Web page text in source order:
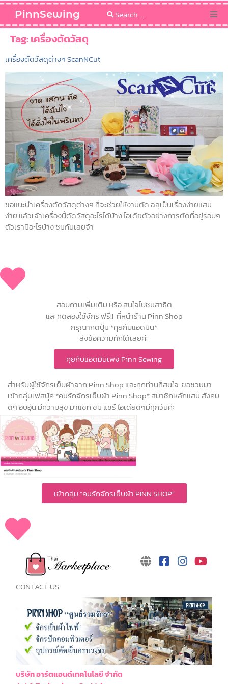
PinnSewing
Sewing Pattern
Tag:เครื่องตัดวัสดุ
เครื่องตัดวัสดุต่างๆ ScanNCut
ขอแนะนำเครื่องตัดวัสดุต่างๆ ที่จะช่วยให้งานตัด ฉลุเป็นเรื่องง่ายแสน
ง่าย แล้วเจ้าเครื่องนี้ตัดวัสดุอะไรได้บ้าง ไอเดียตัวอย่างการตัดที่อยู่รอบๆ
ตัวเรามีอะไรบ้าง ชมกันเลยจ้า
สอบถามเพิ่มเติม หรือ สนใจไปชมสาธิต
และทดลองใช้จักร ฟรี!! ที่หน้าร้าน Pinn Shop
กรุณากดปุ่ม *คุยกับแอดมิน*
ส่งข้อความทักได้เลยค่ะ
คุยกับแอดมินเพจ Pinn Sewing
สำหรับผู้ใช้จักรเย็บผ้าจาก Pinn Shop และทุกท่านที่สนใจ ขอชวนมา
เข้ากลุ่มเฟสบุ้ค *คนรักจักรเย็บผ้า Pinn Shop* สมาชิกหลักแสน สังคม
ดีๆ อบอุ่น มีความสุข มาแชท ชม แชร์ ไอเดียดีๆมีทุกวันค่ะ
เข้ากลุ่ม “คนรักจักรเย็บผ้า PINN SHOP”
CONTACT US
บริษัท อาร์ตแอนด์เทคโนโลยี จำกัด